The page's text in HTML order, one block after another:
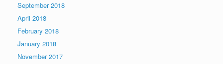
September 2018
April 2018
February 2018
January 2018
November 2017